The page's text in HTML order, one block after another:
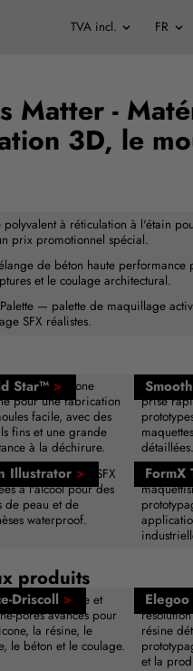
Matter -
3D, le
à réticulation à l'étain
prix promotionnel spécial.
de béton haute performance
et le coulage architectural.
— palette de maquillage
SFX réalistes.
Star™ >
de silicone
pour une fabrication
facile, avec des
fins et une grande
à la déchirure.
Résine
prise
détaillées.
Illustrator >
de maquillage SFX
à l'alcool pour des
de peau et de
waterproof.
FormX
Outils
produits
Driscoll >
de démoulage et
pores avancés pour
la résine, le
le béton et le coulage.
résine
et la